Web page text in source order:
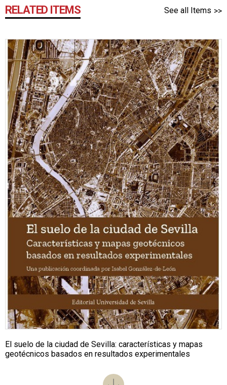
RELATED ITEMS See all Items
El suelo de la ciudad de Sevilla: características y mapas
geotécnicos basados en resultados experimentales